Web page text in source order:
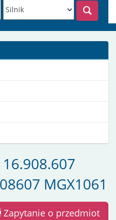
MGX1061
Zapytanie o przedmiot